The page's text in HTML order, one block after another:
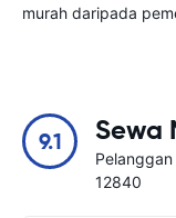
murah daripada
9.1 Sewa
12840